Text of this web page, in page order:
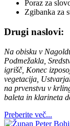
Poraz za
Zgibanka za
Drugi naslovi:
Na obisku v
Podmežakla,
igrišč, Konec
vegetacija,
na prvenstvu v
baleta in klarineta
Preberite več...